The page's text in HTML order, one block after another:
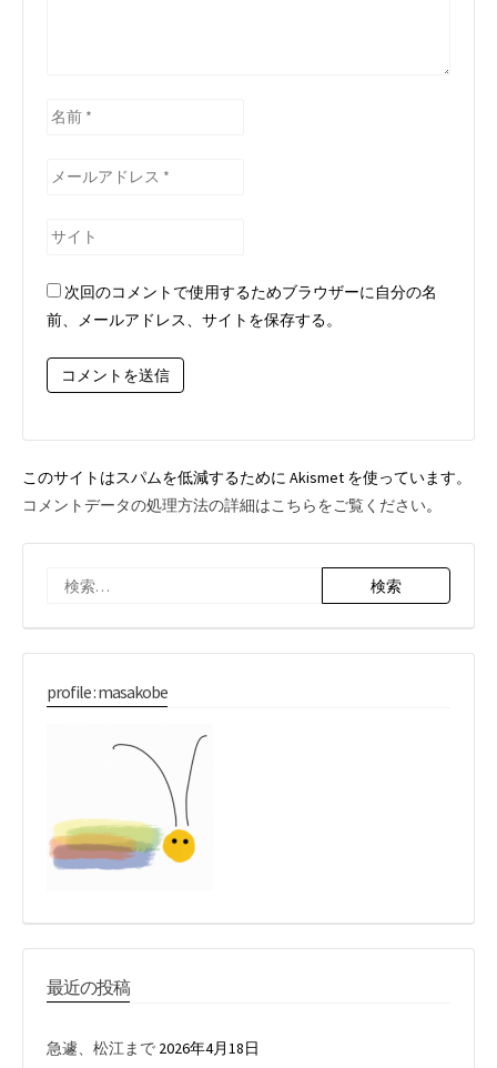
名
メ
ル
ド
レ
*
サ
ト 次回のコメントで使用するためブラウザーに自分の名
前、メールアドレス、サイトを保存する。
このサイトはスパムを低減するために Akismet を使っています。
コメントデータの処理方法の詳細はこちらをご覧ください。
索:
profile : masakobe
最近の投稿
急遽、松江まで 2026年4月18日